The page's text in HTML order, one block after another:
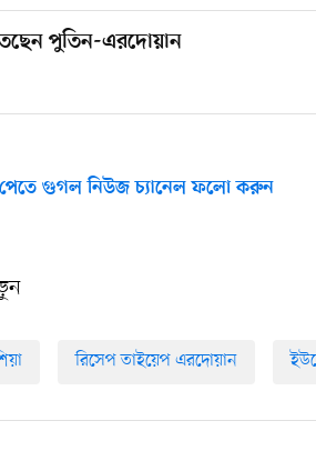
পুতিন-এরদোয়ান
গুগল নিউজ চ্যানেল ফলো করুন
রিসেপ তাইয়েপ এরদোয়ান